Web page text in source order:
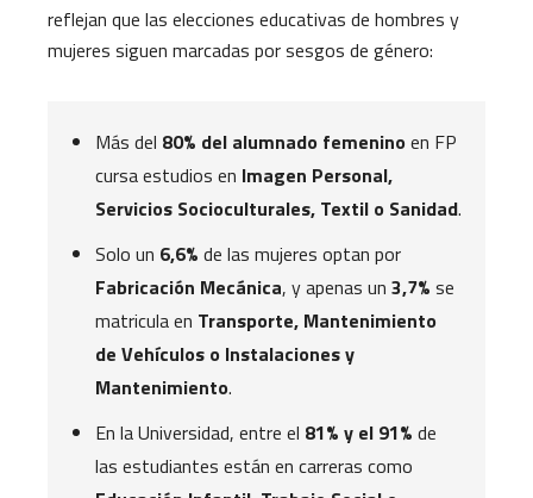
reflejan que las elecciones educativas de hombres y
mujeres siguen marcadas por sesgos de género:
Más del 80% del alumnado femeninoen FP
cursa estudios en Imagen Personal,
Servicios Socioculturales, Textil o Sanidad.
Solo un 6,6% de las mujeres optan por
Fabricación Mecánica, y apenas un 3,7% se
matricula en Transporte, Mantenimiento
de Vehículos o Instalaciones y
Mantenimiento.
En la Universidad, entre el 81% y el 91% de
las estudiantes están en carreras como